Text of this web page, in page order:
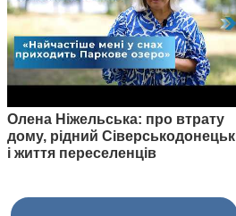
Олена Ніжельська: про втрату
дому, рідний Сіверськодонецьк
і життя переселенців